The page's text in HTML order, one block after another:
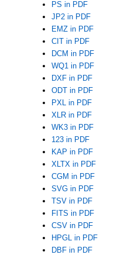
PS in PDF
JP2 in PDF
EMZ in PDF
CIT in PDF
DCM in PDF
WQ1 in PDF
DXF in PDF
ODT in PDF
PXL in PDF
XLR in PDF
WK3 in PDF
123 in PDF
KAP in PDF
XLTX in PDF
CGM in PDF
SVG in PDF
TSV in PDF
FITS in PDF
CSV in PDF
HPGL in PDF
DBF in PDF